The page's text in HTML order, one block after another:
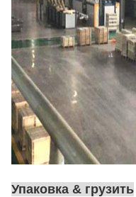
Упаковка & грузить